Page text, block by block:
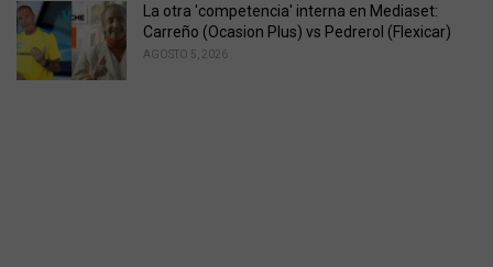
La otra 'competencia' interna en Mediaset:
Carreño (Ocasion Plus) vs Pedrerol (Flexicar)
AGOSTO 5, 2026